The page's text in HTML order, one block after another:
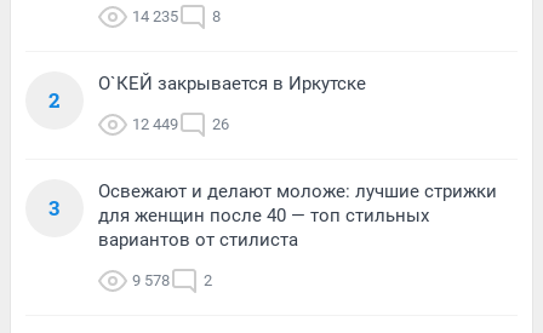
14 235 8
2
О`КЕЙ закрывается в Иркутске
12 449 26
3
Освежают и делают моложе: лучшие стрижки
для женщин после 40 — топ стильных
вариантов от стилиста
9 578 2